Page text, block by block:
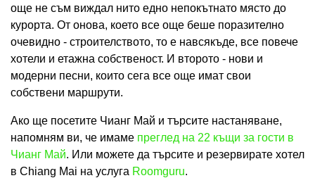
още не съм виждал нито едно непокътнато място до
курорта. От онова, което все още беше поразително
очевидно - строителството, то е навсякъде, все повече
хотели и етажна собственост. И второто - нови и
модерни песни, които сега все още имат свои
собствени маршрути.
Ако ще посетите Чианг Май и търсите настаняване,
напомням ви, че имаме преглед на 22 къщи за гости в
Чианг Май. Или можете да търсите и резервирате хотел
в Chiang Mai на услуга Roomguru.